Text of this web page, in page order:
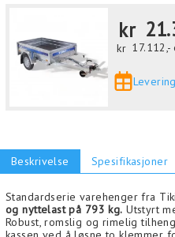
kr
kr 17.112,-
Beskrivelse Spesifikasjoner
Standardserie varehenger fra
og nyttelast på 793 kg. Utstyrt
Robust, romslig og rimelig